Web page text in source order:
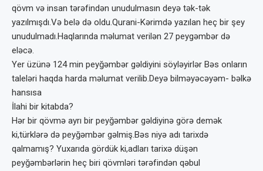
qövm və insan tərəfindən unudulmasın deyə tək-tək
yazılmışdı.Və belə də oldu.Qurani-Kərimdə yazılan heç bir şey
unudulmadı.Haqlarında məlumat verilən 27 peygəmbər də
eləcə.
Yer üzünə 124 min peyğəmbər gəldiyini söyləyirlər Bəs onların
taleləri haqda harda məlumat verilib.Deyə bilməyəcəyəm- bəlkə
hansısa
İlahi bir kitabda?
Hər bir qövmə ayrı bir peyğəmbər gəldiyinə görə demək
ki,türklərə də peyğəmbər gəlmiş.Bəs niyə adı tarixdə
qalmamış? Yuxarıda gördük ki,adları tarixə düşən
peyğəmbərlərin heç biri qövmləri tərəfindən qəbul